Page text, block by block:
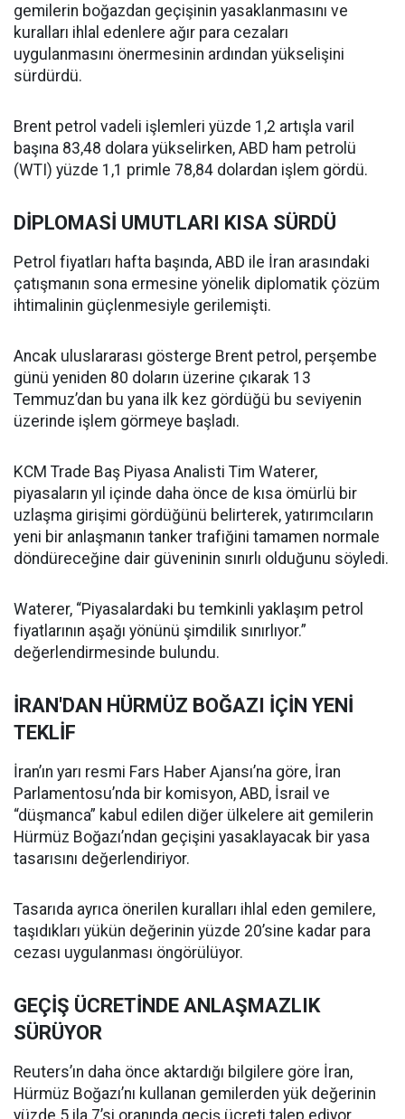
gemilerin boğazdan geçişinin yasaklanmasını ve
kuralları ihlal edenlere ağır para cezaları
uygulanmasını önermesinin ardından yükselişini
sürdürdü.
Brent petrol vadeli işlemleri yüzde 1,2 artışla varil
başına 83,48 dolara yükselirken, ABD ham petrolü
(WTI) yüzde 1,1 primle 78,84 dolardan işlem gördü.
DİPLOMASİ UMUTLARI KISA SÜRDÜ
Petrol fiyatları hafta başında, ABD ile İran arasındaki
çatışmanın sona ermesine yönelik diplomatik çözüm
ihtimalinin güçlenmesiyle gerilemişti.
Ancak uluslararası gösterge Brent petrol, perşembe
günü yeniden 80 doların üzerine çıkarak 13
Temmuz’dan bu yana ilk kez gördüğü bu seviyenin
üzerinde işlem görmeye başladı.
KCM Trade Baş Piyasa Analisti Tim Waterer,
piyasaların yıl içinde daha önce de kısa ömürlü bir
uzlaşma girişimi gördüğünü belirterek, yatırımcıların
yeni bir anlaşmanın tanker trafiğini tamamen normale
döndüreceğine dair güveninin sınırlı olduğunu söyledi.
Waterer, “Piyasalardaki bu temkinli yaklaşım petrol
fiyatlarının aşağı yönünü şimdilik sınırlıyor.”
değerlendirmesinde bulundu.
İRAN'DAN HÜRMÜZ BOĞAZI İÇİN YENİ
TEKLİF
İran’ın yarı resmi Fars Haber Ajansı’na göre, İran
Parlamentosu’nda bir komisyon, ABD, İsrail ve
“düşmanca” kabul edilen diğer ülkelere ait gemilerin
Hürmüz Boğazı’ndan geçişini yasaklayacak bir yasa
tasarısını değerlendiriyor.
Tasarıda ayrıca önerilen kuralları ihlal eden gemilere,
taşıdıkları yükün değerinin yüzde 20’sine kadar para
cezası uygulanması öngörülüyor.
GEÇİŞ ÜCRETİNDE ANLAŞMAZLIK
SÜRÜYOR
Reuters’ın daha önce aktardığı bilgilere göre İran,
Hürmüz Boğazı’nı kullanan gemilerden yük değerinin